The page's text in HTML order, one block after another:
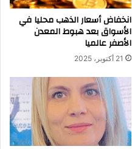
انخفاض أسعار الذهب محليا في
الأسواق بعد هبوط المعدن
الأصفر عالميا
21 أكتوبر، 2025